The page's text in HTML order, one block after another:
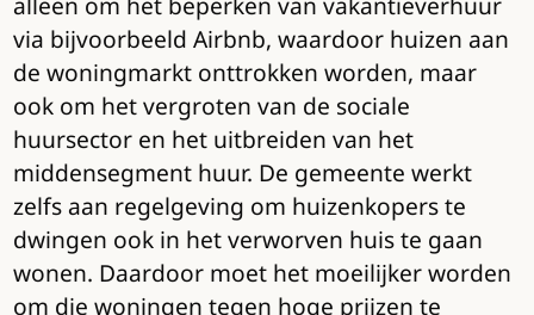
via bijvoorbeeld Airbnb, waardoor huizen aan
de woningmarkt onttrokken worden, maar
ook om het vergroten van de sociale
huursector en het uitbreiden van het
middensegment huur. De gemeente werkt
zelfs aan regelgeving om huizenkopers te
dwingen ook in het verworven huis te gaan
wonen. Daardoor moet het moeilijker worden
om die woningen tegen hoge prijzen te